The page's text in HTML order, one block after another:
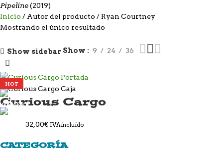
CATEGORÍA
Pipeline(2019)
Inicio
Autor del producto
Ryan Courtney
Mostrando el único resultado
Show sidebar Show 9 24 36
HOT
Curious Cargo
32,00€ IVA incluido